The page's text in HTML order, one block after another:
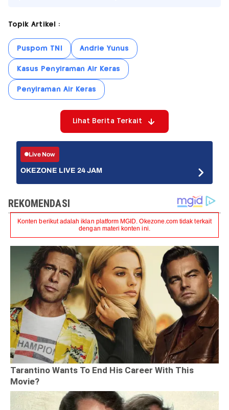
Topik Artikel :
Puspom TNI Andrie Yunus
Kasus Penyiraman Air Keras
Penyiraman Air Keras
Lihat Berita Terkait
Live Now
OKEZONE LIVE 24 JAM